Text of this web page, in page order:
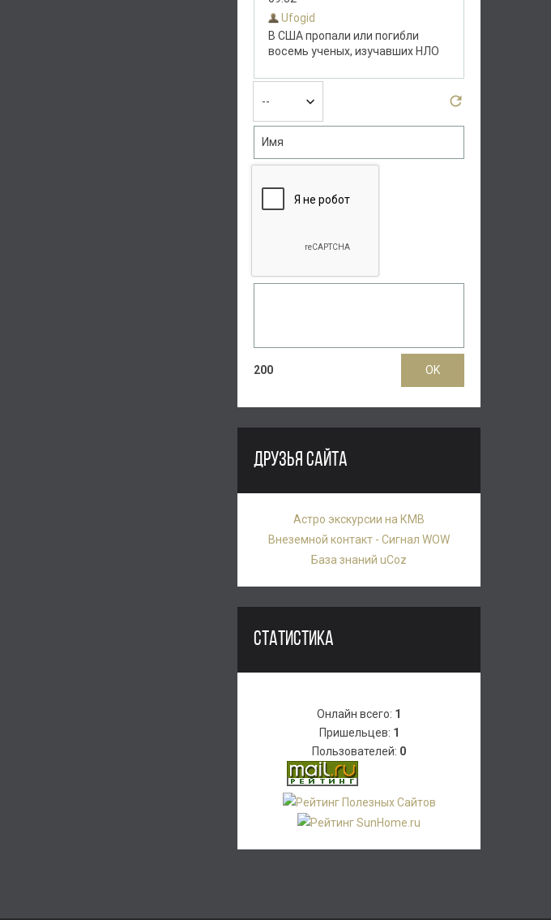
200
ДРУЗЬЯ САЙТА
Астро экскурсии на КМВ
Внеземной контакт - Сигнал WOW
База знаний uCoz
СТАТИСТИКА
Онлайн всего: 1
Пришельцев: 1
Пользователей: 0